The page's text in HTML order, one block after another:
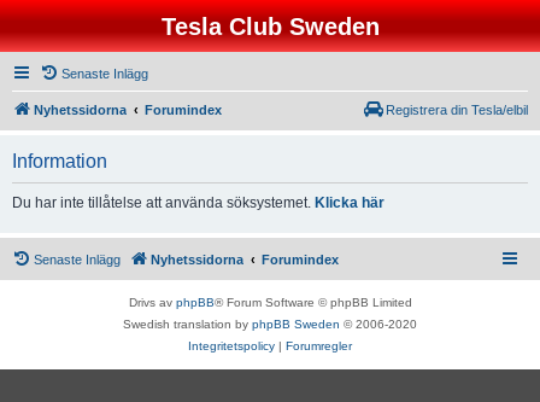
Tesla Club Sweden
Senaste Inlägg
Nyhetssidorna Forumindex Registrera din Tesla/elbil
Information
Du har inte tillåtelse att använda söksystemet. Klicka här
Senaste Inlägg Nyhetssidorna Forumindex
Drivs av phpBB® Forum Software © phpBB Limited
Swedish translation by phpBB Sweden © 2006-2020
Integritetspolicy | Forumregler